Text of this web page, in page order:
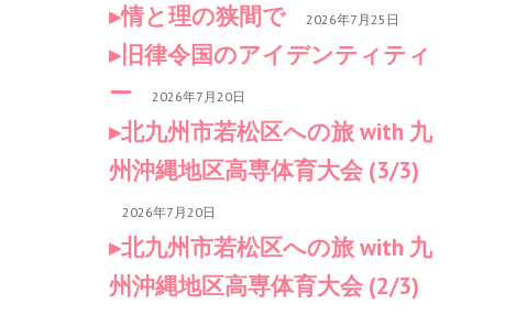
情と理の狭間で 2026年7月25日
旧律令国のアイデンティティ
ー
2026年7月20日
北九州市若松区への旅 with 九
州沖縄地区高専体育大会 (3/3)
2026年7月20日
北九州市若松区への旅 with 九
州沖縄地区高専体育大会 (2/3)